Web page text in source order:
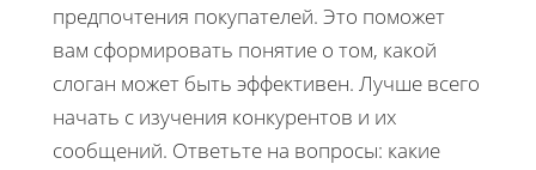
предпочтения покупателей. Это поможет
вам сформировать понятие о том, какой
слоган может быть эффективен. Лучше всего
начать с изучения конкурентов и их
сообщений. Ответьте на вопросы: какие